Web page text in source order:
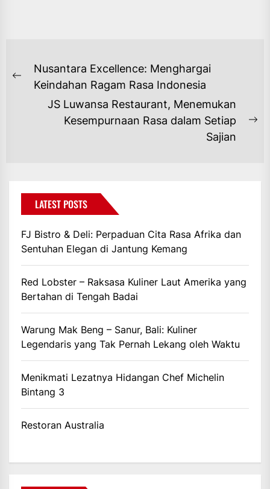
NAVIGASI
POS
Previous
Nusantara Excellence: Menghargai
Keindahan Ragam Rasa Indonesia
JS Luwansa Restaurant, Menemukan
Kesempurnaan Rasa dalam Setiap
Sajian
LATEST POSTS
FJ Bistro & Deli: Perpaduan Cita Rasa Afrika dan
Sentuhan Elegan di Jantung Kemang
Red Lobster – Raksasa Kuliner Laut Amerika yang
Bertahan di Tengah Badai
Warung Mak Beng – Sanur, Bali: Kuliner
Legendaris yang Tak Pernah Lekang oleh Waktu
Menikmati Lezatnya Hidangan Chef Michelin
Bintang 3
Restoran Australia